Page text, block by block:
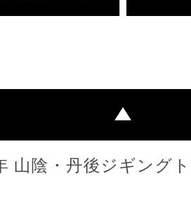
山陰・丹後ジギング